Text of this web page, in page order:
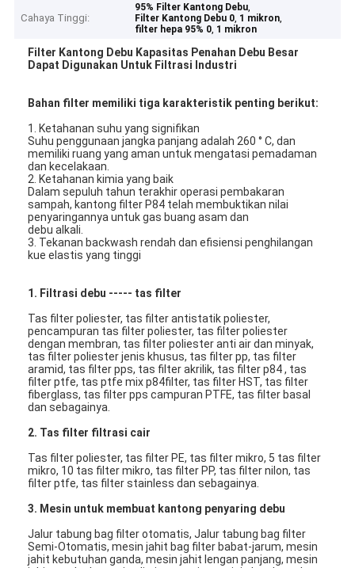
Cahaya Tinggi:
95% Filter Kantong Debu,
Filter Kantong Debu 0, 1 mikron,
filter hepa 95% 0, 1 mikron
Filter Kantong Debu Kapasitas Penahan Debu Besar
Dapat Digunakan Untuk Filtrasi Industri​
Bahan filter memiliki tiga karakteristik penting berikut:
1. Ketahanan suhu yang signifikan
Suhu penggunaan jangka panjang adalah 260 ° C, dan
memiliki ruang yang aman untuk mengatasi pemadaman
dan kecelakaan.
2. Ketahanan kimia yang baik
Dalam sepuluh tahun terakhir operasi pembakaran
sampah, kantong filter P84 telah membuktikan nilai
penyaringannya untuk gas buang asam dan
debu alkali.
3. Tekanan backwash rendah dan efisiensi penghilangan
kue elastis yang tinggi
1. Filtrasi debu ----- tas filter
Tas filter poliester, tas filter antistatik poliester,
pencampuran tas filter poliester, tas filter poliester
dengan membran, tas filter poliester anti air dan minyak,
tas filter poliester jenis khusus, tas filter pp, tas filter
aramid, tas filter pps, tas filter akrilik, tas filter p84 , tas
filter ptfe, tas ptfe mix p84filter, tas filter HST, tas filter
fiberglass, tas filter pps campuran PTFE, tas filter basal
dan sebagainya.
2. Tas filter filtrasi cair
Tas filter poliester, tas filter PE, tas filter mikro, 5 tas filter
mikro, 10 tas filter mikro, tas filter PP, tas filter nilon, tas
filter ptfe, tas filter stainless dan sebagainya.
3. Mesin untuk membuat kantong penyaring debu
Jalur tabung bag filter otomatis, Jalur tabung bag filter
Semi-Otomatis, mesin jahit bag filter babat-jarum, mesin
jahit kebutuhan ganda, mesin jahit lengan panjang, mesin